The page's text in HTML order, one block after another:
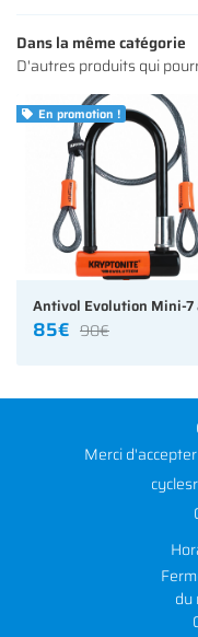
Dans la même catégorie
D'autres produits qui
 En promotion !
85€ 90€
Merci
du